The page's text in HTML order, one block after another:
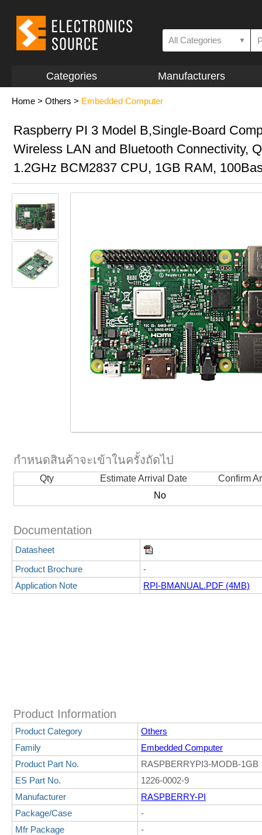
All Categories ▼
Categories Manufacturers
Home > Others > Embedded Computer
Raspberry PI 3 Model B,Single-Board
Wireless LAN and Bluetooth Connectivity,
1.2GHz BCM2837 CPU, 1GB RAM,
กำหนดสินค้าจะเข้าในครั้งถัดไป
Qty Estimate Arrival Date
Confirm
No
Documentation
Datasheet
Product Brochure
-
Application Note
RPI-BMANUAL.PDF (4MB)
Product Information
Product Category
Others
Family
Embedded Computer
Product Part No.
RASPBERRYPI3-MODB-1GB
ES Part No.
1226-0002-9
Manufacturer
RASPBERRY-PI
Package/Case
-
Mfr Package
-